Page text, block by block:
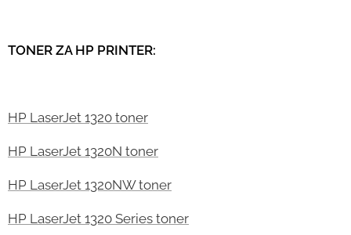
TONER ZA HP PRINTER:
HP LaserJet 1320 toner
HP LaserJet 1320N toner
HP LaserJet 1320NW toner
HP LaserJet 1320 Series toner